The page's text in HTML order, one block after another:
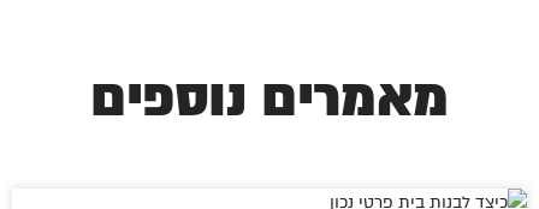
מאמרים נוספים